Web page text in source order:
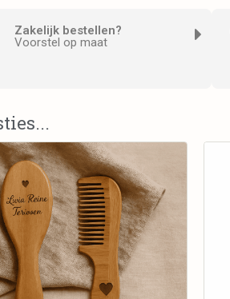
Zakelijk bestellen?
Voorstel op maat